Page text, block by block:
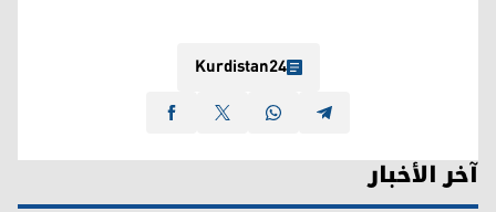
Kurdistan24
آخر الأخبار